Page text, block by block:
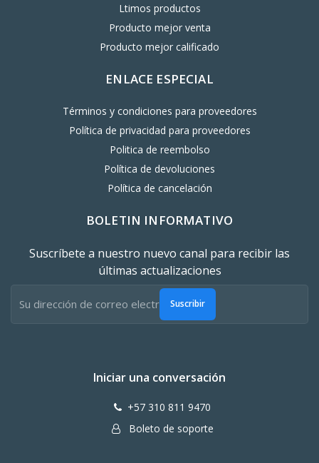
Ltimos productos
Producto mejor venta
Producto mejor calificado
ENLACE ESPECIAL
Términos y condiciones para proveedores
Política de privacidad para proveedores
Politica de reembolso
Política de devoluciones
Política de cancelación
BOLETIN INFORMATIVO
Suscríbete a nuestro nuevo canal para recibir las
últimas actualizaciones
Suscribir
Iniciar una conversación
+57 310 811 9470
Boleto de soporte